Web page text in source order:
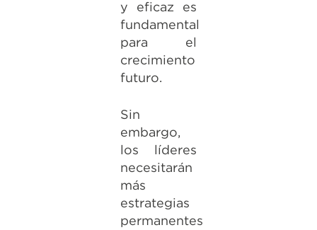
y eficaz es
fundamental
para el
crecimiento
futuro.
Sin
embargo,
los líderes
necesitarán
más
estrategias
permanentes